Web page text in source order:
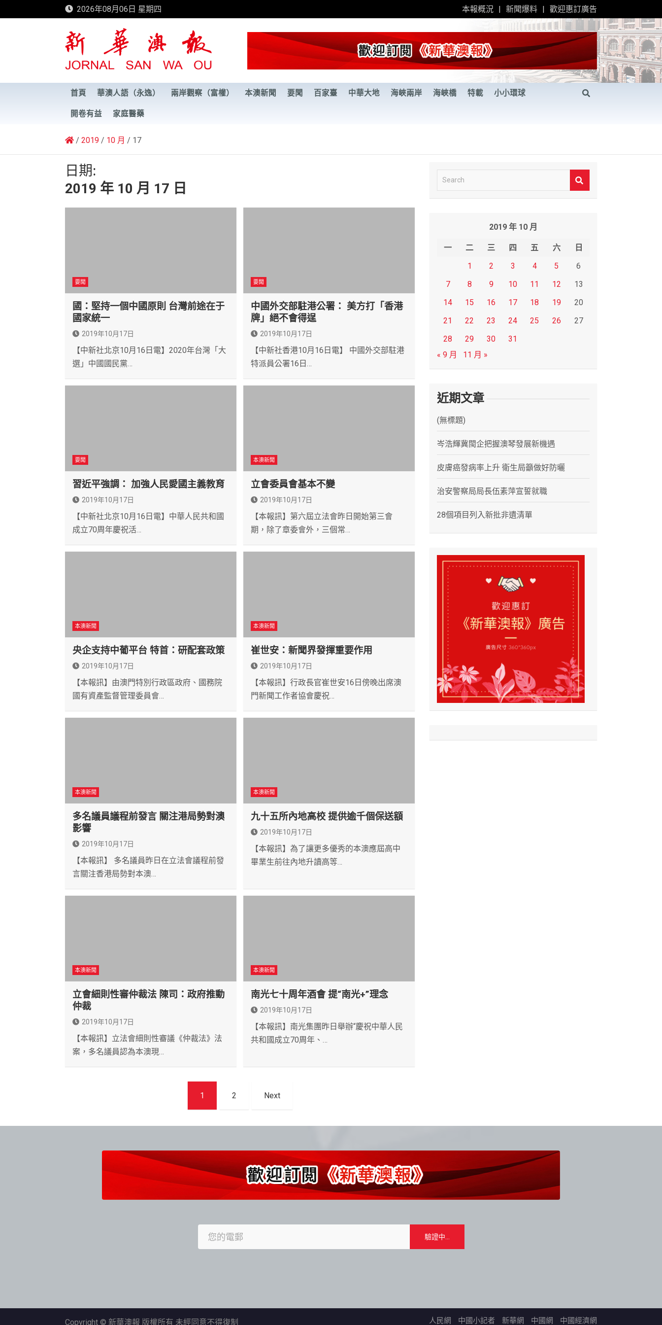
to
2026年08月06日 星期四 本報概況 新聞爆料 歡迎惠訂廣告
新華澳報
首頁 華澳人語（永逸） 兩岸觀察（富權） 本澳新聞 要聞 百家臺 中華大地 海峽兩岸 海峽橋 特載 小小環球
開卷有益 家庭醫藥
2019 10 月 17
日期:
2019 年 10 月 17 日
要聞
國：堅持一個中國原則 台灣前途在于
國家統一
2019年10月17日
【中新社北京10月16日電】2020年台灣「大
選」中國國民黨…
要聞
中國外交部駐港公署： 美方打「香港
牌」絕不會得逞
2019年10月17日
【中新社香港10月16日電】 中國外交部駐港
特派員公署16日…
要聞
習近平強調： 加強人民愛國主義教育
2019年10月17日
【中新社北京10月16日電】中華人民共和國
成立70周年慶祝活…
本澳新聞
立會委員會基本不變
2019年10月17日
【本報訊】第六屆立法會昨日開始第三會
期，除了章委會外，三個常…
本澳新聞
央企支持中葡平台 特首：研配套政策
2019年10月17日
【本報訊】由澳門特別行政區政府、國務院
國有資產監督管理委員會…
本澳新聞
崔世安：新聞界發揮重要作用
2019年10月17日
【本報訊】行政長官崔世安16日傍晚出席澳
門新聞工作者協會慶祝…
本澳新聞
多名議員議程前發言 關注港局勢對澳
影響
2019年10月17日
【本報訊】 多名議員昨日在立法會議程前發
言關注香港局勢對本澳…
本澳新聞
九十五所內地高校 提供逾千個保送額
2019年10月17日
【本報訊】為了讓更多優秀的本澳應屆高中
畢業生前往內地升讀高等…
本澳新聞
立會細則性審仲裁法 陳司：政府推動
仲裁
2019年10月17日
【本報訊】立法會細則性審議《仲裁法》法
案，多名議員認為本澳現…
本澳新聞
南光七十周年酒會 提“南光+”理念
2019年10月17日
【本報訊】南光集團昨日舉辦“慶祝中華人民
共和國成立70周年、…
導
1 2 Next
e
2019 年 10 月
一 二 三 四 五 六
日
1
2 3 4 5
6
7
8 9 10 11 12
13
14
15 16 17 18 19
20
21
22 23 24 25 26
27
28
29 30
31
« 9 月
11 月 »
近期文章
(無標題)
岑浩輝冀閩企把握澳琴發展新機遇
皮膚癌發病率上升 衛生局籲做好防曬
治安警察局局長伍素萍宣誓就職
28個項目列入新批非遺清單
人民網 中國小記者 新華網 中國網 中國經濟網
Copyright © 新華澳報 版權所有 未經同意不得復制